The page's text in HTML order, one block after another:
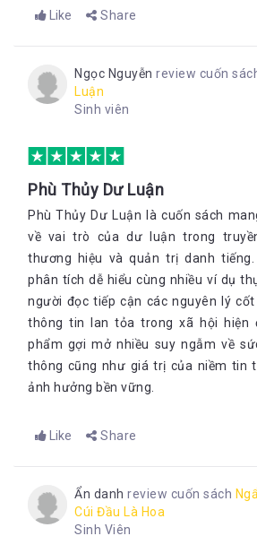
Like Share
Ngọc Nguyễn review cuốn
Luận
Sinh viên
Phù Thủy Dư Luận
Phù Thủy Dư Luận là cuốn sách
về vai trò của dư luận trong
thương hiệu và quản trị danh
phân tích dễ hiểu cùng nhiều ví dụ
người đọc tiếp cận các nguyên lý
thông tin lan tỏa trong xã hội hiện
phẩm gợi mở nhiều suy ngẫm về
thông cũng như giá trị của niềm tin
ảnh hưởng bền vững.
Like Share
Ẩn danh review cuốn sách
Cúi Đầu Là Hoa
Sinh Viên